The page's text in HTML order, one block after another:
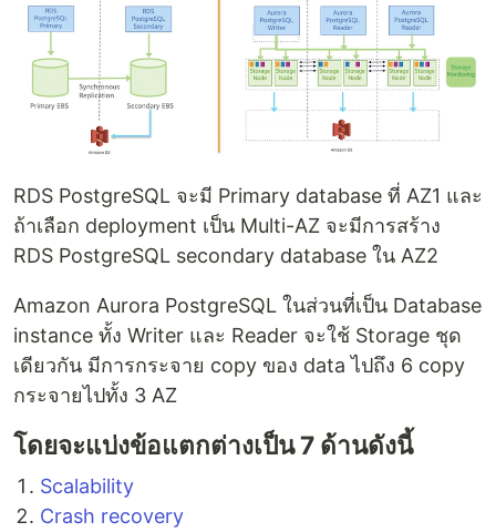
RDS PostgreSQL จะมี Primary database ที่ AZ1 และ
ถ้าเลือก deployment เป็น Multi-AZ จะมีการสร้าง
RDS PostgreSQL secondary database ใน AZ2
Amazon Aurora PostgreSQL ในส่วนที่เป็น Database
instance ทั้ง Writer และ Reader จะใช้ Storage ชุด
เดียวกัน มีการกระจาย copy ของ data ไปถึง 6 copy
กระจายไปทั้ง 3 AZ
โดยจะแบ่งข้อแตกต่างเป็น 7 ด้านดังนี้
Scalability
Crash recovery